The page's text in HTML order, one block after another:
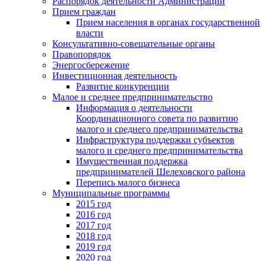
Прием граждан
Прием населения в органах государственной
власти
Консультативно-совещательные органы
Правопорядок
Энергосбережение
Инвестиционная деятельность
Развитие конкуренции
Малое и среднее предпринимательство
Информация о деятельности
Координационного совета по развитию
малого и среднего предпринимательства
Инфраструктура поддержки субъектов
малого и среднего предпринимательства
Имущественная поддержка
предпринимателей Шелеховского района
Перепись малого бизнеса
Муниципальные программы
2015 год
2016 год
2017 год
2018 год
2019 год
2020 год